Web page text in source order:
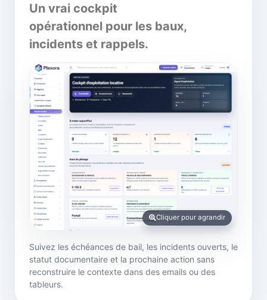
Un vrai cockpit
opérationnel pour les baux,
incidents et rappels.
Cliquer pour agrandir
Suivez les échéances de bail, les incidents ouverts, le
statut documentaire et la prochaine action sans
reconstruire le contexte dans des emails ou des
tableurs.